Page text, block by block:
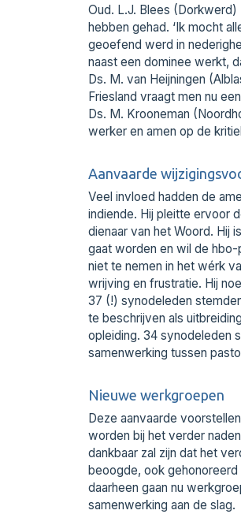
Oud. L.J. Blees
hebben gehad. ‘Ik mocht
geoefend werd in
naast een dominee werkt,
Ds. M. van Heijningen
Friesland vraagt men nu
Ds. M. Krooneman
werker en amen op de
Aanvaarde
Veel invloed hadden de
indiende. Hij pleitte ervoor
dienaar van het Woord. Hij
gaat worden en wil de hbo-
niet te nemen in het wérk
wrijving en frustratie. Hij
37 (!) synodeleden
te beschrijven als
opleiding. 34 synodeleden
samenwerking tussen
Nieuwe werkgroepen
Deze aanvaarde
worden bij het verder
dankbaar zal zijn dat het
beoogde, ook
daarheen gaan nu
samenwerking aan de slag.